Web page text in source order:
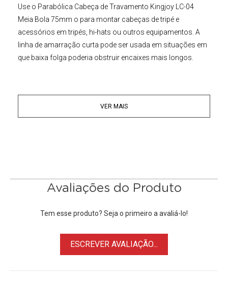
Use o Parabólica Cabeça de Travamento Kingjoy LC-04
Meia Bola 75mm o para montar cabeças de tripé e
acessórios em tripés, hi-hats ou outros equipamentos. A
linha de amarração curta pode ser usada em situações em
que baixa folga poderia obstruir encaixes mais longos.
VER MAIS
Avaliações do Produto
Tem esse produto? Seja o primeiro a avaliá-lo!
ESCREVER AVALIAÇÃO...